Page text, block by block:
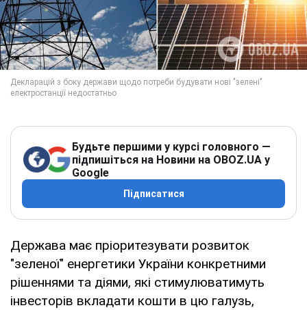
Будьте першими у курсі головного —
підпишіться на Новини на OBOZ.UA у
Google
Підписатися
Держава має пріоритезувати розвиток
"зеленої" енергетики України конкретними
рішеннями та діями, які стимулюватимуть
інвесторів вкладати кошти в цю галузь,